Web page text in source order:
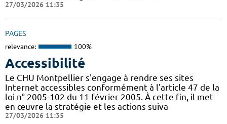
27/03/2026 11:35
PAGES
relevance: 100%
Accessibilité
Le CHU Montpellier s'engage à rendre ses sites
Internet accessibles conformément à l'article 47 de la
loi n° 2005-102 du 11 février 2005. À cette fin, il met
en œuvre la stratégie et les actions suiva
27/03/2026 11:35